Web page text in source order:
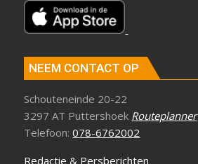
NEEM CONTACT OP
Schouteneinde 20-22
3297 AT Puttershoek Routeplanner
Telefoon:078-6762002
Redactie & Persberichten